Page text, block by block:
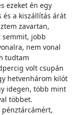
ezeket én egy
a kiszállítás árát
zavartan,
semmit, jobb
nem vonal
tudtam
volt csupán
hetvenhárom kilót
idegen, több mint
többet.